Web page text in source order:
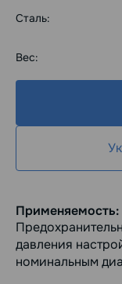
Сталь:
Вес:
Применяемость:
давления
номинальным